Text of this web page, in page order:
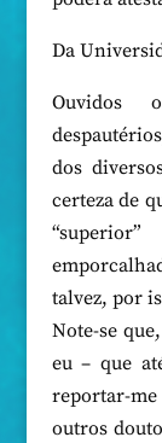
Da
Ouvidos
dos
certeza de
talvez, por
Note-se
eu – que
reportar-
outros